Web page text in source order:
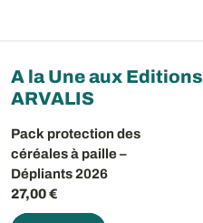
A la Une aux Editions
ARVALIS
Pack protection des
céréales à paille –
Dépliants 2026
27,00 €